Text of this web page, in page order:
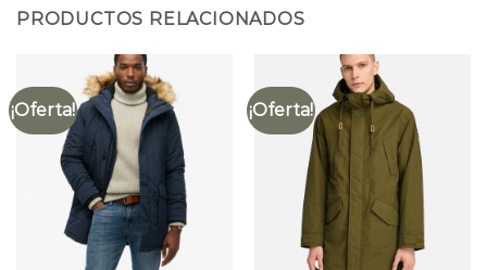
PRODUCTOS RELACIONADOS
¡Oferta! ¡Oferta!